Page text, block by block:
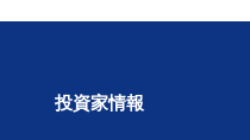
投資家情報